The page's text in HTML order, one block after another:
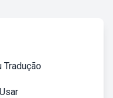
Tradução